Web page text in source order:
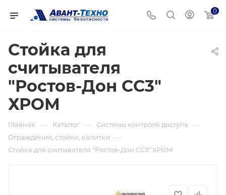
0
Стойка для
считывателя
"Ростов-Дон СС3"
ХРОМ
Главная — Каталог — Системы контроля доступа —
Ограждения, стойки, калитки —
Стойка для считывателя "Ростов-Дон СС3" ХРОМ